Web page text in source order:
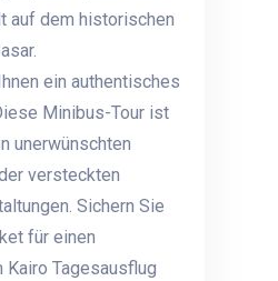
auf dem historischen
ein authentisches
Minibus-Tour ist
unerwünschten
versteckten
Sichern Sie
für einen
Tagesausflug